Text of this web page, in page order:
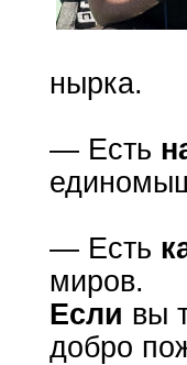
нырка.
— Есть
— Есть
миров.
Если вы
добро